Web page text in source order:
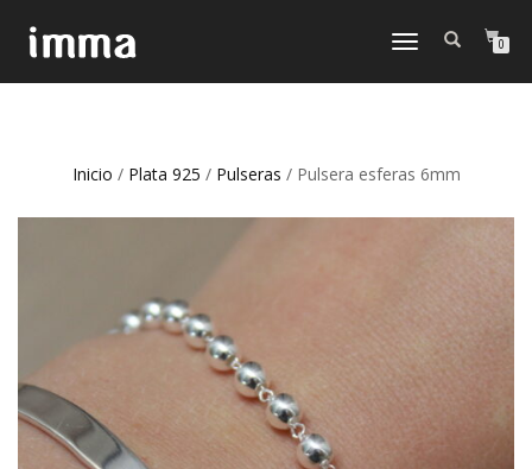
CAMBIAR
0
Inicio / Plata 925 / Pulseras / Pulsera esferas 6mm